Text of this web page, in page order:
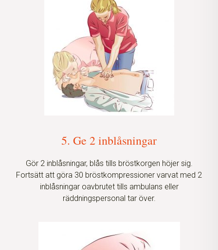
5. Ge 2 inblåsningar
Gör 2 inblåsningar, blås tills bröstkorgen höjer sig.
Fortsätt att göra 30 bröstkompressioner varvat med 2
inblåsningar oavbrutet tills ambulans eller
räddningspersonal tar över.